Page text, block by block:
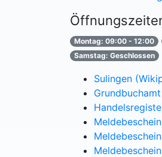
Montag: 09:00 - 12:00
Samstag: Geschlossen
Sulingen